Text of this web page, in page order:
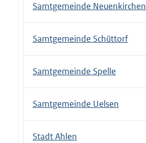
Samtgemeinde Neuenkirchen
Samtgemeinde Schüttorf
Samtgemeinde Spelle
Samtgemeinde Uelsen
Stadt Ahlen